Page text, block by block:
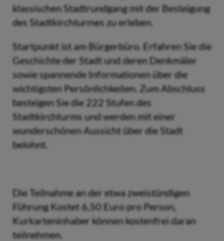
klassischen Stadtrundgang mit der Besteigung
des Stadtkirchturmes zu erleben.
Startpunkt ist am Bürgerbüro. Erfahren Sie die
Geschichte der Stadt und deren Denkmäler
sowie spannende Informationen über die
wichtigsten Persönlichkeiten. Zum Abschluss
besteigen Sie die 222 Stufen des
Stadtkirchturms und werden mit einer
wunderschönen Aussicht über die Stadt
belohnt.
Die Teilnahme an der etwa zweistündigen
Führung Kostet 6,50 Euro pro Person,
Kurkarteninhaber können kostenfrei daran
teilnehmen.